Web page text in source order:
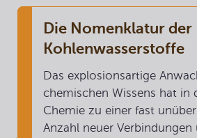
Die Nomenklatur der
Kohlenwasserstoffe
Das explosionsartige
chemischen Wissens hat in
Chemie zu einer fast
Anzahl neuer Verbindungen